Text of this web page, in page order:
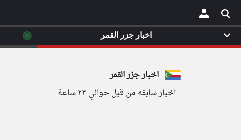
×
اخبار جزر القمر
اخبار سابقه من قبل حوالي ٢٣ ساعة
اخبار جزر القمر ◉